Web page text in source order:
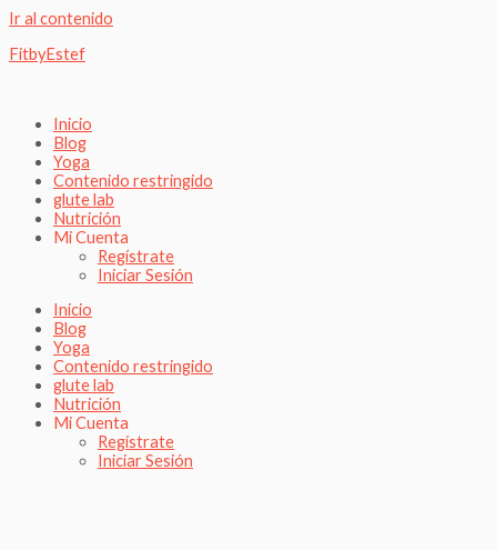
Ir al contenido
FitbyEstef
Inicio
Blog
Yoga
Contenido restringido
glute lab
Nutrición
Mi Cuenta
Regístrate
Iniciar Sesión
Inicio
Blog
Yoga
Contenido restringido
glute lab
Nutrición
Mi Cuenta
Regístrate
Iniciar Sesión